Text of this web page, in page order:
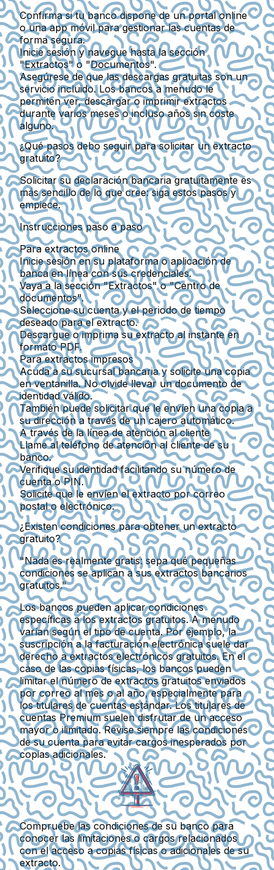
Confirma si tu banco dispone de un portal online
o una app móvil para gestionar las cuentas de
forma segura.
Inicie sesión y navegue hasta la sección
"Extractos" o "Documentos".
Asegúrese de que las descargas gratuitas son un
servicio incluido. Los bancos a menudo le
permiten ver, descargar o imprimir extractos
durante varios meses o incluso años sin coste
alguno.
¿Qué pasos debo seguir para solicitar un extracto
gratuito?
Solicitar su declaración bancaria gratuitamente es
más sencillo de lo que cree: siga estos pasos y
empiece.
Instrucciones paso a paso
Para extractos online
Inicie sesión en su plataforma o aplicación de
banca en línea con sus credenciales.
Vaya a la sección "Extractos" o "Centro de
documentos".
Seleccione su cuenta y el periodo de tiempo
deseado para el extracto.
Descargue o imprima su extracto al instante en
formato PDF.
Para extractos impresos
Acuda a su sucursal bancaria y solicite una copia
en ventanilla. No olvide llevar un documento de
identidad válido.
También puede solicitar que le envíen una copia a
su dirección a través de un cajero automático.
A través de la línea de atención al cliente
Llame al teléfono de atención al cliente de su
banco.
Verifique su identidad facilitando su número de
cuenta o PIN.
Solicite que le envíen el extracto por correo
postal o electrónico.
¿Existen condiciones para obtener un extracto
gratuito?
"Nada es realmente gratis: sepa qué pequeñas
condiciones se aplican a sus extractos bancarios
gratuitos."
Los bancos pueden aplicar condiciones
específicas a los extractos gratuitos. A menudo
varían según el tipo de cuenta. Por ejemplo, la
suscripción a la facturación electrónica suele dar
derecho a extractos electrónicos gratuitos. En el
caso de las copias físicas, los bancos pueden
limitar el número de extractos gratuitos enviados
por correo al mes o al año, especialmente para
los titulares de cuentas estándar. Los titulares de
cuentas Premium suelen disfrutar de un acceso
mayor o ilimitado. Revise siempre las condiciones
de su cuenta para evitar cargos inesperados por
copias adicionales.
Compruebe las condiciones de su banco para
conocer las limitaciones o cargos relacionados
con el acceso a copias físicas o adicionales de su
extracto.